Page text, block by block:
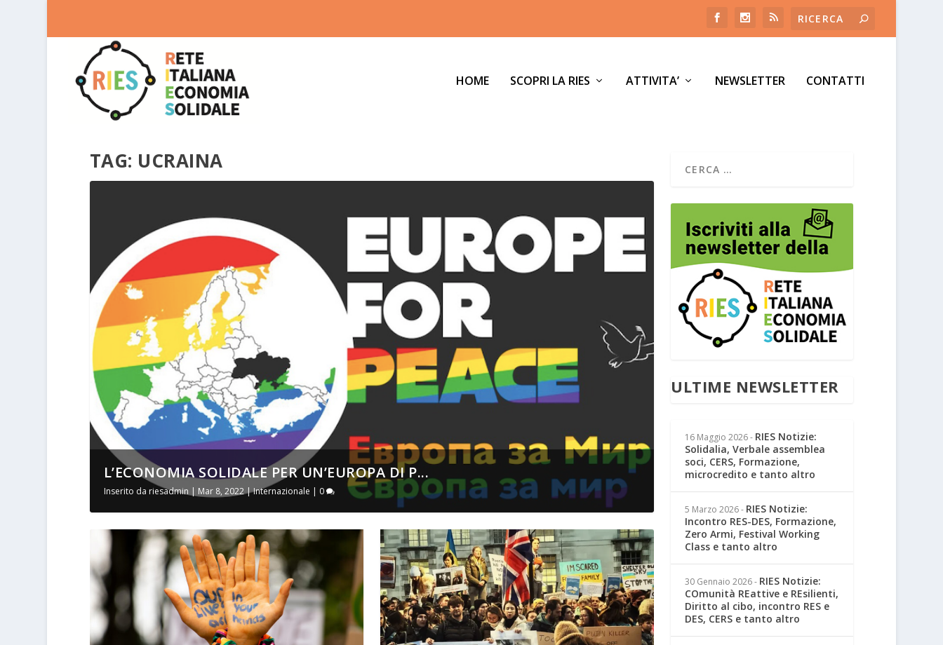
HOME SCOPRI LA RIES ATTIVITA’ NEWSLETTER CONTATTI
TAG: UCRAINA
L’ECONOMIA SOLIDALE PER UN’EUROPA DI P...
Inserito da riesadmin | Mar 8, 2022|Internazionale | 0
ULTIME NEWSLETTER
16 Maggio 2026- RIES Notizie:
Solidalia, Verbale assemblea
soci, CERS, Formazione,
microcredito e tanto altro
5 Marzo 2026- RIES Notizie:
Incontro RES-DES, Formazione,
Zero Armi, Festival Working
Class e tanto altro
30 Gennaio 2026- RIES Notizie:
COmunità REattive e REsilienti,
Diritto al cibo, incontro RES e
DES, CERS e tanto altro